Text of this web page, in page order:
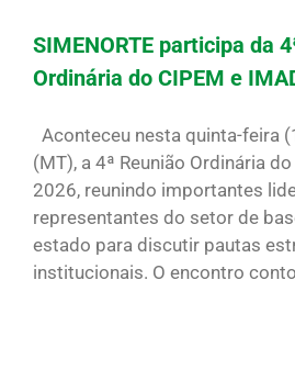
SIMENORTE participa da
Ordinária do CIPEM e
Aconteceu nesta quinta-feira
(MT), a 4ª Reunião Ordinária
2026, reunindo importantes
representantes do setor de
estado para discutir pautas
institucionais. O encontro